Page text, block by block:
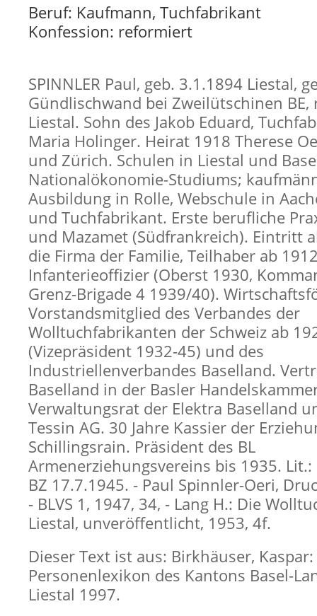
Beruf: Kaufmann, Tuchfabrikant
Konfession: reformiert
SPINNLER Paul, geb. 3.1.1894 Liestal,
Gündlischwand bei Zweilütschinen BE,
Liestal. Sohn des Jakob Eduard,
Maria Holinger. Heirat 1918 Therese
und Zürich. Schulen in Liestal und
Nationalökonomie-Studiums;
Ausbildung in Rolle, Webschule in
und Tuchfabrikant. Erste berufliche
und Mazamet (Südfrankreich). Eintritt
die Firma der Familie, Teilhaber ab
Infanterieoffizier (Oberst 1930,
Grenz-Brigade 4 1939/40).
Vorstandsmitglied des Verbandes der
Wolltuchfabrikanten der Schweiz ab
(Vizepräsident 1932-45) und des
Industriellenverbandes Baselland.
Baselland in der Basler
Verwaltungsrat der Elektra Baselland
Tessin AG. 30 Jahre Kassier der
Schillingsrain. Präsident des BL
Armenerziehungsvereins bis 1935. Lit.:
BZ 17.7.1945. - Paul Spinnler-Oeri,
- BLVS 1, 1947, 34, - Lang H.: Die
Liestal, unveröffentlicht, 1953, 4f.
Dieser Text ist aus: Birkhäuser, Kaspar:
Personenlexikon des Kantons Basel-
Liestal 1997.